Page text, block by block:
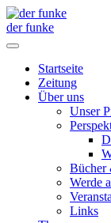
der funke
Startseite
Zeitung
Über uns
Unser
Bücher
Werde
Links